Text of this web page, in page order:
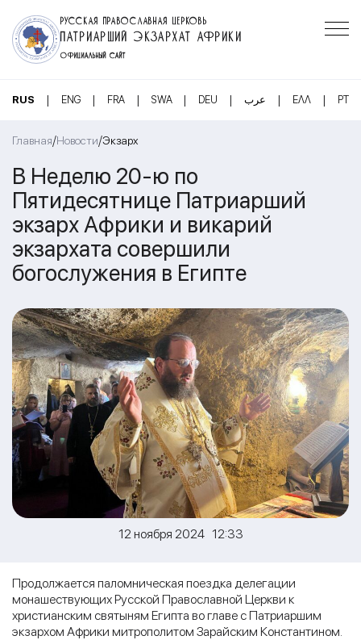
РУССКАЯ ПРАВОСЛАВНАЯ ЦЕРКОВЬ
ПАТРИАРШИЙ ЭКЗАРХАТ АФРИКИ
ОФИЦИАЛЬНЫЙ САЙТ
RUS | ENG | FRA | SWA | DEU | عرب | ΕΛΛ | PT
Главная/Новости/Экзарх
В Неделю 20-ю по
Пятидесятнице Патриарший
экзарх Африки и викарий
экзархата совершили
богослужения в Египте
12 ноября 2024 12:33
Продолжается паломническая поездка делегации
монашествующих Русской Православной Церкви к
христианским святыням Египта во главе с Патриаршим
экзархом Африки митрополитом Зарайским Константином.